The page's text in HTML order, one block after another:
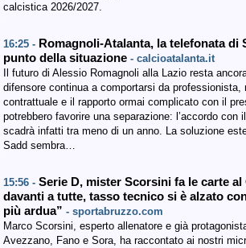
calcistica 2026/2027.
16:25 - Romagnoli-Atalanta, la telefonata di
punto della situazione - calcioatalanta.it
Il futuro di Alessio Romagnoli alla Lazio resta
difensore continua a comportarsi da professionista,
contrattuale e il rapporto ormai complicato con il
potrebbero favorire una separazione: l’accordo con
scadrà infatti tra meno di un anno. La soluzione
Sadd sembra…
15:56 - Serie D, mister Scorsini fa le carte al
davanti a tutte, tasso tecnico si è alzato
più ardua” - sportabruzzo.com
Marco Scorsini, esperto allenatore e già
Avezzano, Fano e Sora, ha raccontato ai nostri